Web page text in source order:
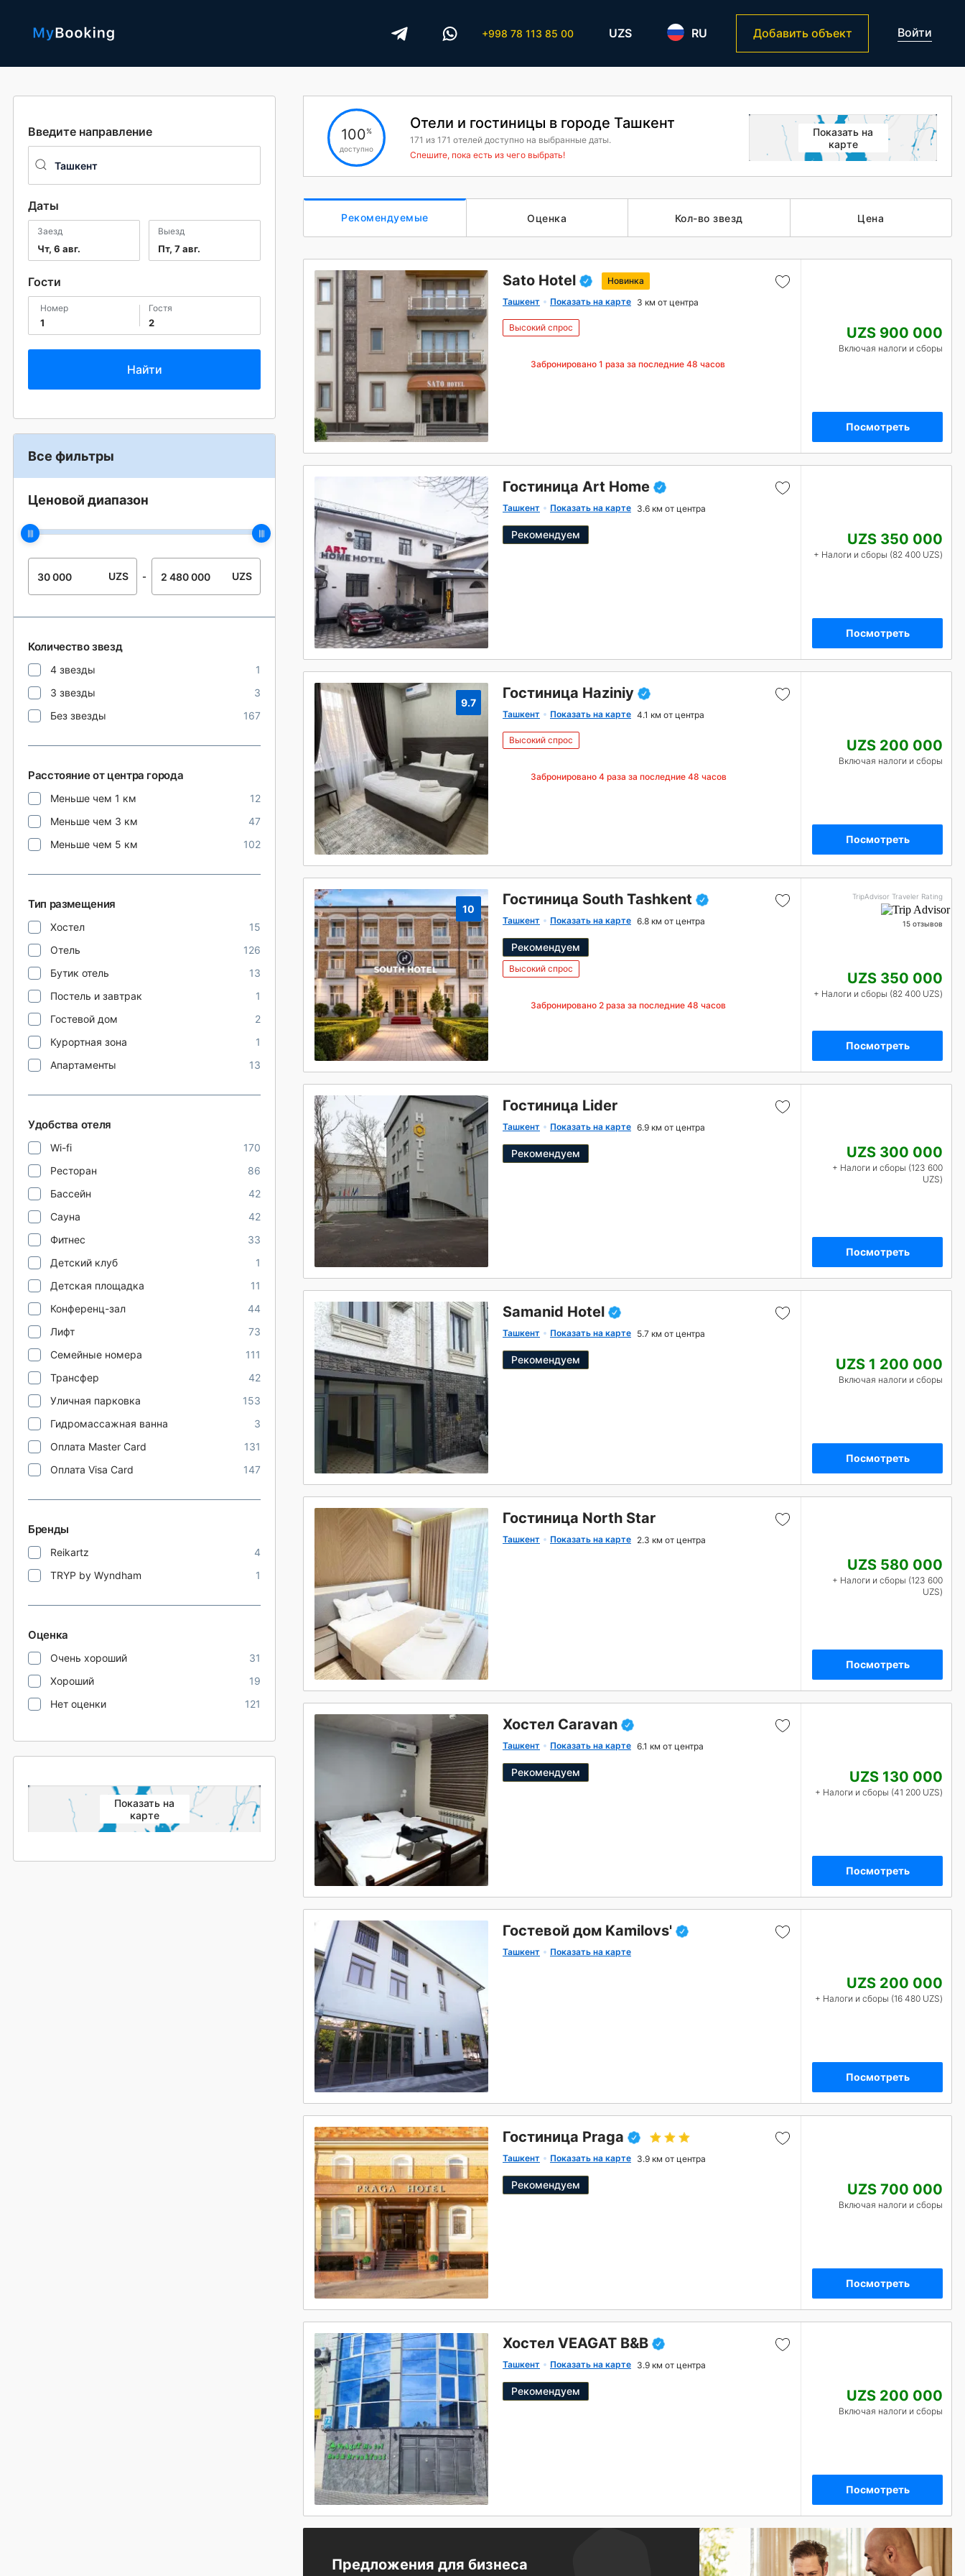
+998 78 113 85 00 UZS RU Добавить объект Войти
Введите направление
Даты
Заезд
Чт, 6 авг.
Выезд
Пт, 7 авг.
Гости
1
номер
2
гостя
Все фильтры
Ценовой диапазон
UZS - UZS
Количество звезд
4 звезды
1
3 звезды
3
Без звезды
167
Расстояние от центра города
Меньше чем 1 км
12
Меньше чем 3 км
47
Меньше чем 5 км
102
Тип размещения
Хостел
15
Отель
126
Бутик отель
13
Постель и завтрак
1
Гостевой дом
2
Курортная зона
1
Апартаменты
13
Удобства отеля
Wi-fi
170
Ресторан
86
Бассейн
42
Сауна
42
Фитнес
33
Детский клуб
1
Детская площадка
11
Конференц-зал
44
Лифт
73
Семейные номера
111
Трансфер
42
Уличная парковка
153
Гидромассажная ванна
3
Оплата Master Card
131
Оплата Visa Card
147
Бренды
Reikartz
4
TRYP by Wyndham
1
Оценка
Очень хороший
31
Хороший
19
Нет оценки
121
Показать на
карте
100%
доступно
Отели и гостиницы в городе Ташкент
171 из 171 отелей доступно на выбранные даты.
Спешите, пока есть из чего выбрать!
Показать на
карте
Рекомендуемые Оценка Кол-во звезд Цена
Sato Hotel
Новинка
Ташкент
Показать на карте 3 км от центра
Высокий спрос
Забронировано 1 раза за последние 48 часов
UZS 900 000
Включая налоги и сборы
Посмотреть
Гостиница Art Home
Ташкент Показать на карте 3.6 км от центра
Рекомендуем UZS 350 000
+ Налоги и сборы (82 400 UZS)
Посмотреть
9.7
Гостиница Haziniy
Ташкент Показать на карте 4.1 км от центра
Высокий спрос
Забронировано 4 раза за последние 48 часов
UZS 200 000
Включая налоги и сборы
Посмотреть
10
Гостиница South Tashkent
Ташкент Показать на карте 6.8 км от центра
Рекомендуем
Высокий спрос
Забронировано 2 раза за последние 48 часов
TripAdvisor Traveler Rating
15 отзывов
UZS 350 000
+ Налоги и сборы (82 400 UZS)
Посмотреть
Гостиница Lider
Ташкент Показать на карте 6.9 км от центра
Рекомендуем UZS 300 000
+ Налоги и сборы (123 600
UZS)
Посмотреть
Samanid Hotel
Ташкент Показать на карте 5.7 км от центра
Рекомендуем UZS 1 200 000
Включая налоги и сборы
Посмотреть
Гостиница North Star
Ташкент Показать на карте 2.3 км от центра
UZS 580 000
+ Налоги и сборы (123 600
UZS)
Посмотреть
Хостел Caravan
Ташкент Показать на карте 6.1 км от центра
Рекомендуем UZS 130 000
+ Налоги и сборы (41 200 UZS)
Посмотреть
Гостевой дом Kamilovs'
Ташкент Показать на карте
UZS 200 000
+ Налоги и сборы (16 480 UZS)
Посмотреть
Гостиница Praga
Ташкент Показать на карте 3.9 км от центра
Рекомендуем UZS 700 000
Включая налоги и сборы
Посмотреть
Хостел VEAGAT B&B
Ташкент Показать на карте 3.9 км от центра
Рекомендуем UZS 200 000
Включая налоги и сборы
Посмотреть
Предложения для бизнеса